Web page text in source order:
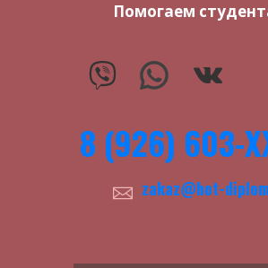
Помогаем
8 (926) 603-
zakaz@hot-